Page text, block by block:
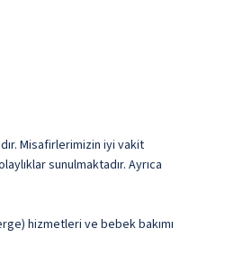
Misafirlerimizin iyi vakit
sunulmaktadır. Ayrıca
hizmetleri ve bebek bakımı